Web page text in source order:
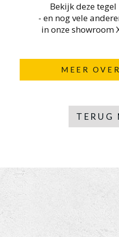
Bekijk deze tegel
- en nog vele
in onze showroom
MEER
TERUG